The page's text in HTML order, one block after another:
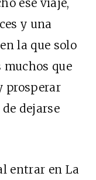
ese viaje,
y una
la que solo
muchos que
prosperar
dejarse
entrar en La